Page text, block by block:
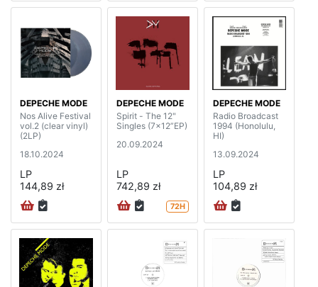
DEPECHE MODE
Nos Alive Festival
vol.2 (clear vinyl)
(2LP)
18.10.2024
LP
144,89 zł
DEPECHE MODE
Spirit - The 12"
Singles (7x12”EP)
20.09.2024
LP
742,89 zł
72H
DEPECHE MODE
Radio Broadcast
1994 (Honolulu,
HI)
13.09.2024
LP
104,89 zł